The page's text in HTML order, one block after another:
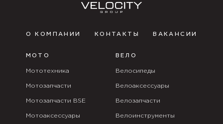
О КОМПАНИИ КОНТАКТЫ ВАКАНСИИ
МОТО
Мототехника
Мотозапчасти
Мотозапчасти BSE
Мотоаксессуары
ВЕЛО
Велосипеды
Велоаксессуары
Велозапчасти
Велоинструменты